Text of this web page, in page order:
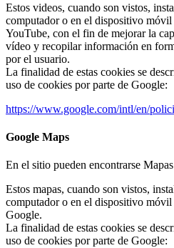
Estos videos, cuando son vistos,
computador o en el dispositivo
YouTube, con el fin de mejorar la
vídeo y recopilar información en
por el usuario.
La finalidad de estas cookies se
uso de cookies por parte de Google:
https://www.google.com/intl/en/
Google Maps
En el sitio pueden encontrarse
Estos mapas, cuando son vistos,
computador o en el dispositivo
Google.
La finalidad de estas cookies se
uso de cookies por parte de Google: